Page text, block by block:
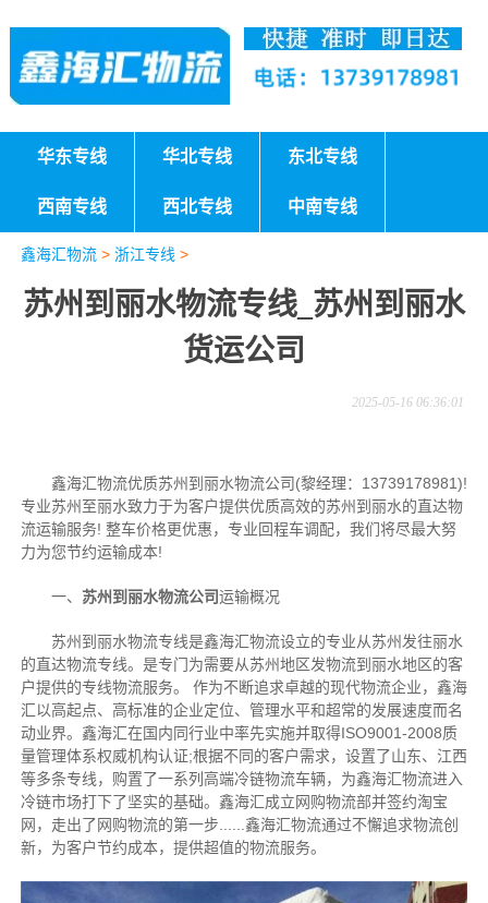
华东专线 华北专线 东北专线
西南专线 西北专线 中南专线
鑫海汇物流> 浙江专线 >
苏州到丽水物流专线_苏州到丽水
货运公司
2025-05-16 06:36:01
鑫海汇物流优质苏州到丽水物流公司(黎经理：13739178981)!
专业苏州至丽水致力于为客户提供优质高效的苏州到丽水的直达物
流运输服务! 整车价格更优惠，专业回程车调配，我们将尽最大努
力为您节约运输成本!
一、 苏州到丽水物流公司运输概况
苏州到丽水物流专线是鑫海汇物流设立的专业从苏州发往丽水
的直达物流专线。是专门为需要从苏州地区发物流到丽水地区的客
户提供的专线物流服务。
作为不断追求卓越的现代物流企业，鑫海
汇以高起点、高标准的企业定位、管理水平和超常的发展速度而名
动业界。鑫海汇在国内同行业中率先实施并取得ISO9001-2008质
量管理体系权威机构认证;根据不同的客户需求，设置了山东、江西
等多条专线，购置了一系列高端冷链物流车辆，为鑫海汇物流进入
冷链市场打下了坚实的基础。鑫海汇成立网购物流部并签约淘宝
网，走出了网购物流的第一步......鑫海汇物流通过不懈追求物流创
新，为客户节约成本，提供超值的物流服务。